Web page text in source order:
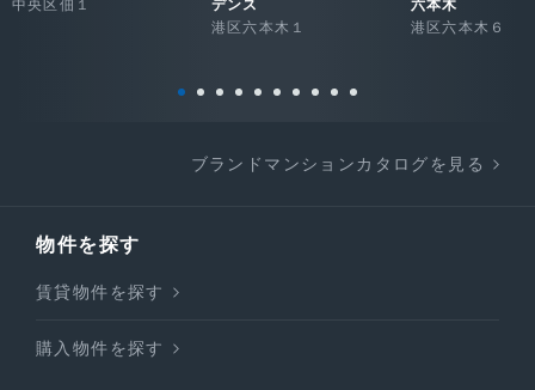
中央区佃１
デンス
港区六本木１
六本木
港区六本木６
ブランドマンションカタログを見る
物件を探す
賃貸物件を探す
購入物件を探す